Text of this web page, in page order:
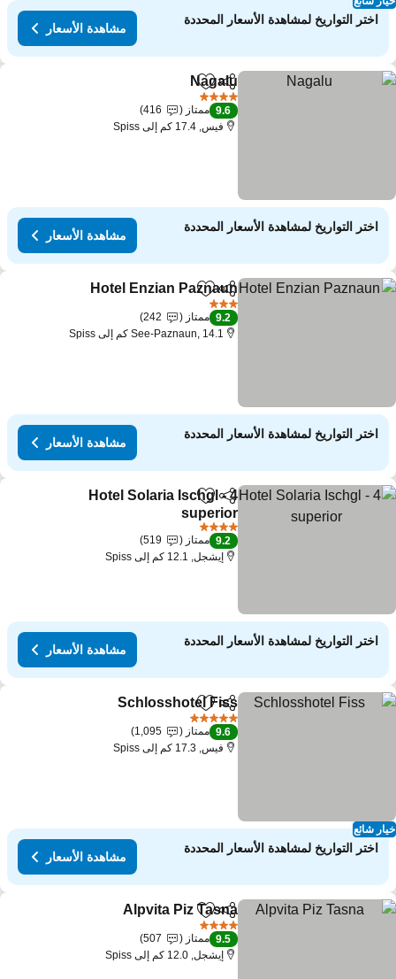
اختر التواريخ لمشاهدة الأسعار المحددة
مشاهدة الأسعار
مشاركةAdd to favorites
Nagalu
9.6 ممتاز
416
فيس, 17.4 كم إلى Spiss
اختر التواريخ لمشاهدة الأسعار المحددة
مشاهدة الأسعار
مشاركةAdd to favorites
Hotel Enzian Paznaun
9.2 ممتاز
242
See-Paznaun, 14.1 كم إلى Spiss
اختر التواريخ لمشاهدة الأسعار المحددة
مشاهدة الأسعار
مشاركةAdd to favorites
Hotel Solaria Ischgl - 4
superior
9.2 ممتاز
519
إيشجل, 12.1 كم إلى Spiss
اختر التواريخ لمشاهدة الأسعار المحددة
مشاهدة الأسعار
شائع
مشاركةAdd to favorites
Schlosshotel Fiss
9.6 ممتاز
1,095
فيس, 17.3 كم إلى Spiss
اختر التواريخ لمشاهدة الأسعار المحددة
مشاهدة الأسعار
مشاركةAdd to favorites
Alpvita Piz Tasna
9.5 ممتاز
507
إيشجل, 12.0 كم إلى Spiss